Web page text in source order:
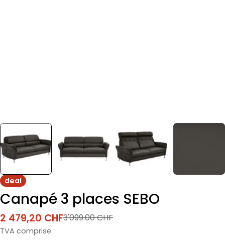
deal
Canapé 3 places SEBO
Prix
de
2 479,20 CHF
Prix
normal
3'099.00 CHF
TVA comprise